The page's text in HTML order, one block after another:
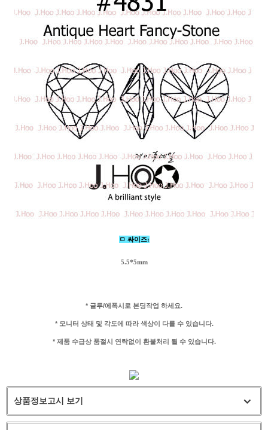
ㅁ 싸이즈:
5.5*5mm
* 글루/에폭시로 본딩작업 하세요.
* 모니터 상태 및 각도에 따라 색상이 다를 수 있습니다.
* 제품 수급상 품절시 연락없이 환불처리 될 수 있습니다.
상품정보고시 보기